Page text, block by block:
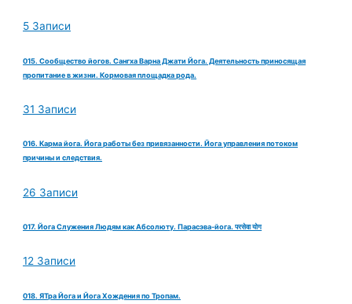
5 Записи
015. Сообщество йогов. Сангха Варна Джати Йога. Деятельность приносящая
пропитание в жизни. Кормовая площадка рода.
31 Записи
016. Карма йога. Йога работы без привязанности. Йога управления потоком
причины и следствия.
26 Записи
017. Йога Служения Людям как Абсолюту. Парасэва-йога. परसेवा योग
12 Записи
018. ЯТра Йога и Йога Хождения по Тропам.